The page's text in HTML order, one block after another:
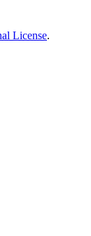
License.